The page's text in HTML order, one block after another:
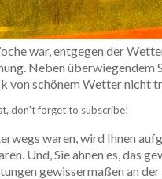
war, entgegen der
Neben überwiegendem
von schönem Wetter nicht
don't forget to subscribe!
waren, wird Ihnen
Und, Sie ahnen es, das
gewissermaßen an der